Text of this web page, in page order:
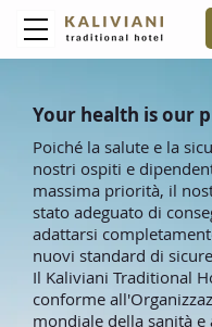
Your health is our
Poiché la salute e la
nostri ospiti e
massima priorità, il
stato adeguato di
adattarsi
nuovi standard di
Il Kaliviani Traditional
conforme
mondiale della sanità